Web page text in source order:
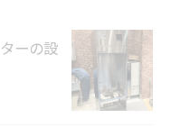
ーの設